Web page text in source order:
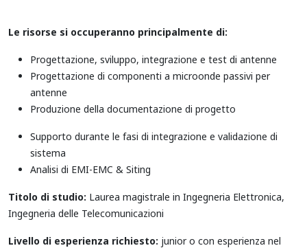
Le risorse si occuperanno principalmente di:
Progettazione, sviluppo, integrazione e test di antenne
Progettazione di componenti a microonde passivi per
antenne
Produzione della documentazione di progetto
Supporto durante le fasi di integrazione e validazione di
sistema
Analisi di EMI-EMC & Siting
Titolo di studio: Laurea magistrale in Ingegneria Elettronica,
Ingegneria delle Telecomunicazioni
Livello di esperienza richiesto: junior o con esperienza nel